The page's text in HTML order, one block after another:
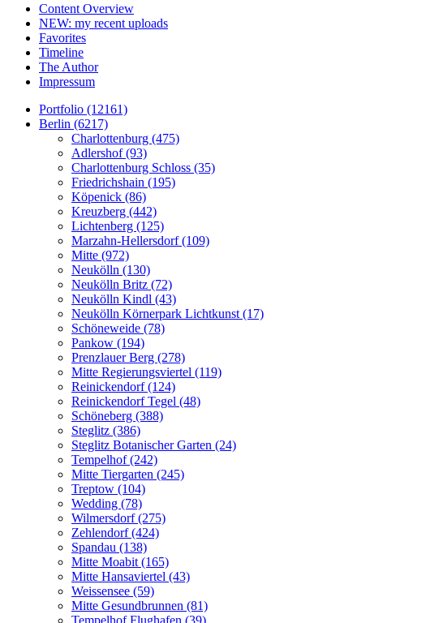
Content Overview
NEW: my recent uploads
Favorites
Timeline
The Author
Impressum
Portfolio (12161)
Berlin (6217)
Charlottenburg (475)
Adlershof (93)
Charlottenburg Schloss (35)
Friedrichshain (195)
Köpenick (86)
Kreuzberg (442)
Lichtenberg (125)
Marzahn-Hellersdorf (109)
Mitte (972)
Neukölln (130)
Neukölln Britz (72)
Neukölln Kindl (43)
Neukölln Körnerpark Lichtkunst (17)
Schöneweide (78)
Pankow (194)
Prenzlauer Berg (278)
Mitte Regierungsviertel (119)
Reinickendorf (124)
Reinickendorf Tegel (48)
Schöneberg (388)
Steglitz (386)
Steglitz Botanischer Garten (24)
Tempelhof (242)
Mitte Tiergarten (245)
Treptow (104)
Wedding (78)
Wilmersdorf (275)
Zehlendorf (424)
Spandau (138)
Mitte Moabit (165)
Mitte Hansaviertel (43)
Weissensee (59)
Mitte Gesundbrunnen (81)
Tempelhof Flughafen (39)